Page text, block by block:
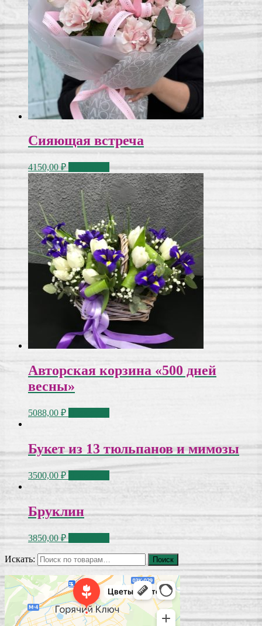
Сияющая встреча
4150,00 ₽
Авторская корзина «500 дней
весны»
5088,00 ₽
Букет из 13 тюльпанов и мимозы
3500,00 ₽
Бруклин
3850,00₽
Искать: Поиск